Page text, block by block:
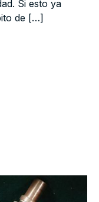
Si esto ya
de […]